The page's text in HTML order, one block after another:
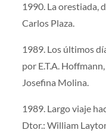
1990. La orestiada,
Carlos Plaza.
1989. Los últimos
por E.T.A.
Josefina Molina.
1989. Largo viaje
Dtor.: William